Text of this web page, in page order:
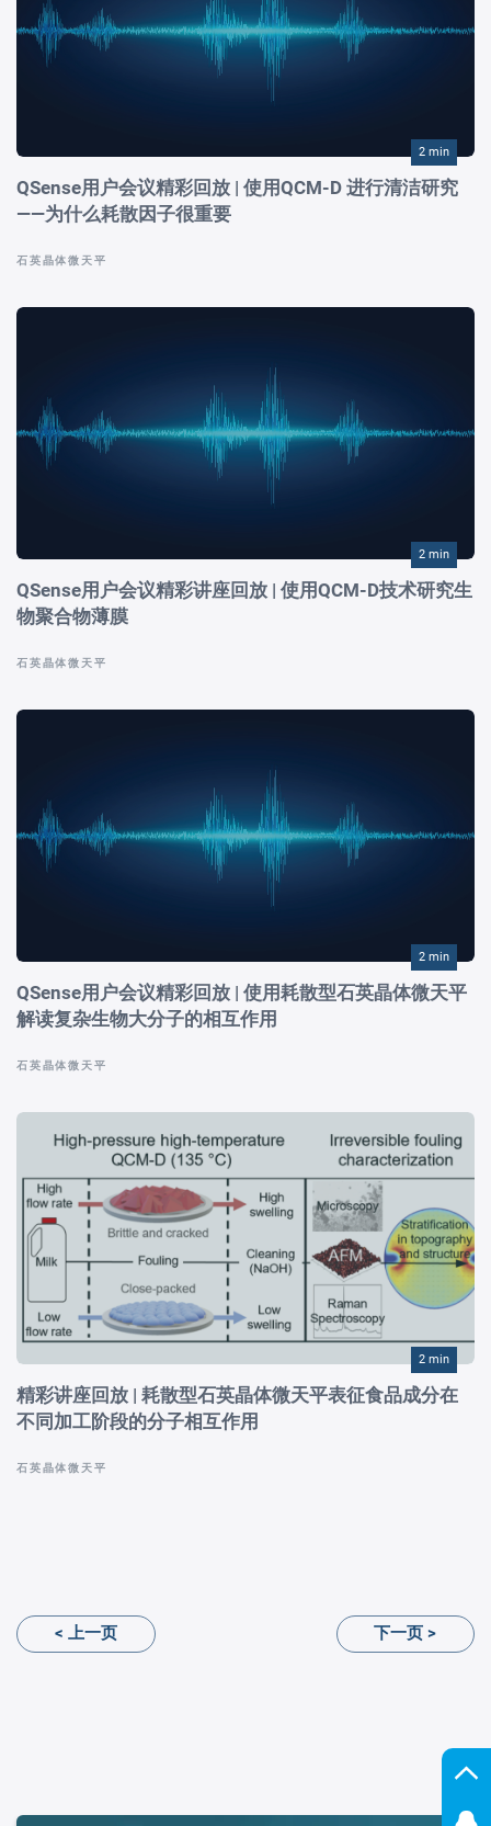
2 min
QSense用户会议精彩回放 | 使用QCM-D 进行清洁研究
——为什么耗散因子很重要
石英晶体微天平
2 min
QSense用户会议精彩讲座回放 | 使用QCM-D技术研究生
物聚合物薄膜
石英晶体微天平
2 min
QSense用户会议精彩回放 | 使用耗散型石英晶体微天平
解读复杂生物大分子的相互作用
石英晶体微天平
2 min
精彩讲座回放 | 耗散型石英晶体微天平表征食品成分在
不同加工阶段的分子相互作用
石英晶体微天平
< 上一页 下一页 >